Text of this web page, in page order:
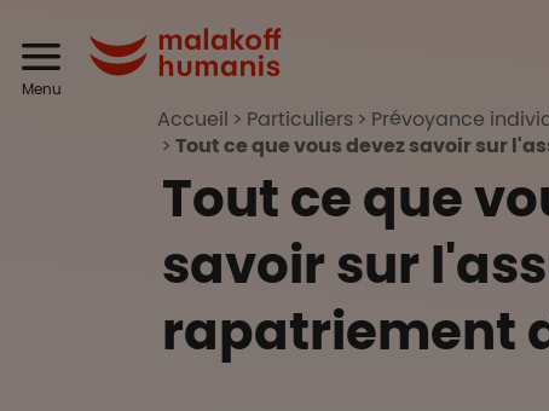
Header
Menu Malakoff
Accueil Particuliers Prévoyance
Tout ce que vous devez savoir sur
Tout ce que
savoir sur
rapatriement